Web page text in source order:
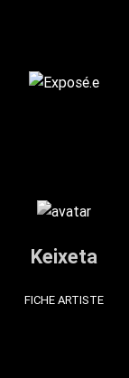
Keixeta
FICHE ARTISTE